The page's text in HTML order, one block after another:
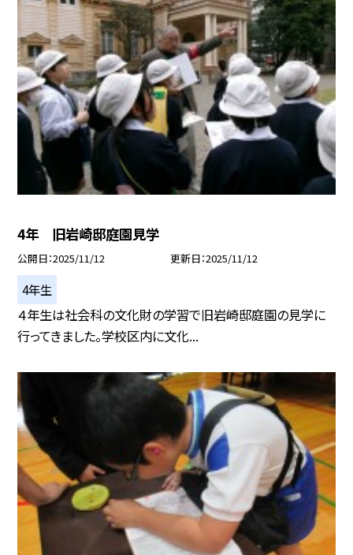
4年 旧岩崎邸庭園見学
公開日 2025/11/12 更新日 2025/11/12
4年生
４年生は社会科の文化財の学習で旧岩崎邸庭園の見学に
行ってきました。学校区内に文化...